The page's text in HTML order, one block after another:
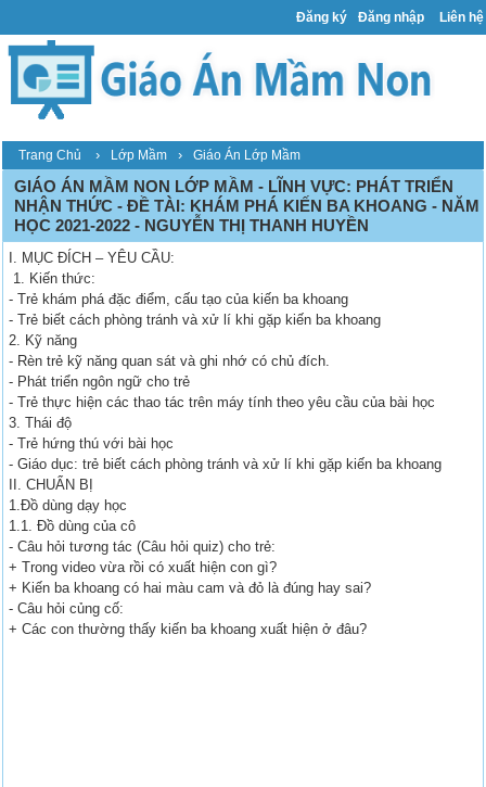
Đăng ký Đăng nhập Liên hệ
Trang Chủ › Lớp Mầm › Giáo Án Lớp Mầm
GIÁO ÁN MẦM NON LỚP MẦM - LĨNH VỰC: PHÁT TRIỂN
NHẬN THỨC - ĐỀ TÀI: KHÁM PHÁ KIẾN BA KHOANG - NĂM
HỌC 2021-2022 - NGUYỄN THỊ THANH HUYỀN
I. MỤC ĐÍCH – YÊU CẦU:
1. Kiến thức:
- Trẻ khám phá đặc điểm, cấu tạo của kiến ba khoang
- Trẻ biết cách phòng tránh và xử lí khi gặp kiến ba khoang
2. Kỹ năng
- Rèn trẻ kỹ năng quan sát và ghi nhớ có chủ đích.
- Phát triển ngôn ngữ cho trẻ
- Trẻ thực hiện các thao tác trên máy tính theo yêu cầu của bài học
3. Thái độ
- Trẻ hứng thú với bài học
- Giáo dục: trẻ biết cách phòng tránh và xử lí khi gặp kiến ba khoang
II. CHUẨN BỊ
1.Đồ dùng dạy học
1.1. Đồ dùng của cô
- Câu hỏi tương tác (Câu hỏi quiz) cho trẻ:
+ Trong video vừa rồi có xuất hiện con gì?
+ Kiến ba khoang có hai màu cam và đỏ là đúng hay sai?
- Câu hỏi củng cố:
+ Các con thường thấy kiến ba khoang xuất hiện ở đâu?